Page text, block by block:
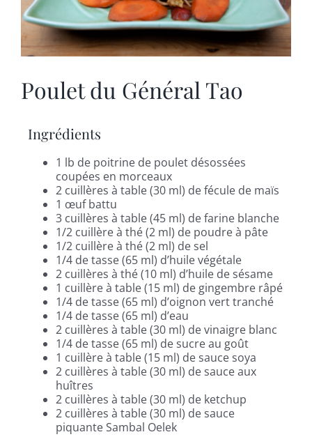
Poulet du Général Tao
Ingrédients
1 lb de poitrine de poulet désossées
coupées en morceaux
2 cuillères à table (30 ml) de fécule de maïs
1 œuf battu
3 cuillères à table (45 ml) de farine blanche
1/2 cuillère à thé (2 ml) de poudre à pâte
1/2 cuillère à thé (2 ml) de sel
1/4 de tasse (65 ml) d’huile végétale
2 cuillères à thé (10 ml) d’huile de sésame
1 cuillère à table (15 ml) de gingembre râpé
1/4 de tasse (65 ml) d’oignon vert tranché
1/4 de tasse (65 ml) d’eau
2 cuillères à table (30 ml) de vinaigre blanc
1/4 de tasse (65 ml) de sucre au goût
1 cuillère à table (15 ml) de sauce soya
2 cuillères à table (30 ml) de sauce aux
huîtres
2 cuillères à table (30 ml) de ketchup
2 cuillères à table (30 ml) de sauce
piquante Sambal Oelek